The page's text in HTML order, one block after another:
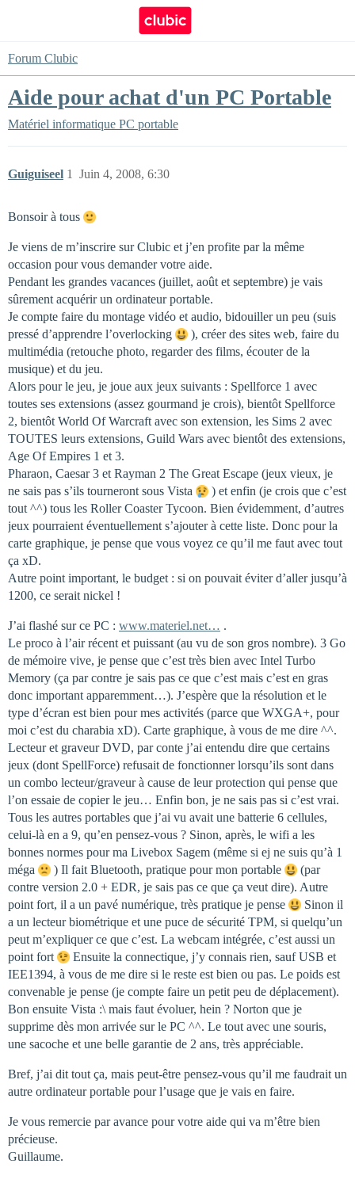
Forum Clubic
Aide pour achat d'un PC Portable
Matériel informatique PC portable
Guiguiseel Juin 4, 2008, 6:30
1
Bonsoir à tous
Je viens de m’inscrire sur Clubic et j’en profite par la même
occasion pour vous demander votre aide.
Pendant les grandes vacances (juillet, août et septembre) je vais
sûrement acquérir un ordinateur portable.
Je compte faire du montage vidéo et audio, bidouiller un peu (suis
pressé d’apprendre l’overlocking
), créer des sites web, faire du
multimédia (retouche photo, regarder des films, écouter de la
musique) et du jeu.
Alors pour le jeu, je joue aux jeux suivants : Spellforce 1 avec
toutes ses extensions (assez gourmand je crois), bientôt Spellforce
2, bientôt World Of Warcraft avec son extension, les Sims 2 avec
TOUTES leurs extensions, Guild Wars avec bientôt des extensions,
Age Of Empires 1 et 3.
Pharaon, Caesar 3 et Rayman 2 The Great Escape (jeux vieux, je
ne sais pas s’ils tourneront sous Vista
) et enfin (je crois que c’est
tout ^^) tous les Roller Coaster Tycoon. Bien évidemment, d’autres
jeux pourraient éventuellement s’ajouter à cette liste. Donc pour la
carte graphique, je pense que vous voyez ce qu’il me faut avec tout
ça xD.
Autre point important, le budget : si on pouvait éviter d’aller jusqu’à
1200, ce serait nickel !
J’ai flashé sur ce PC : www.materiel.net… .
Le proco à l’air récent et puissant (au vu de son gros nombre). 3 Go
de mémoire vive, je pense que c’est très bien avec Intel Turbo
Memory (ça par contre je sais pas ce que c’est mais c’est en gras
donc important apparemment…). J’espère que la résolution et le
type d’écran est bien pour mes activités (parce que WXGA+, pour
moi c’est du charabia xD). Carte graphique, à vous de me dire ^^.
Lecteur et graveur DVD, par conte j’ai entendu dire que certains
jeux (dont SpellForce) refusait de fonctionner lorsqu’ils sont dans
un combo lecteur/graveur à cause de leur protection qui pense que
l’on essaie de copier le jeu… Enfin bon, je ne sais pas si c’est vrai.
Tous les autres portables que j’ai vu avait une batterie 6 cellules,
celui-là en a 9, qu’en pensez-vous ? Sinon, après, le wifi a les
bonnes normes pour ma Livebox Sagem (même si ej ne suis qu’à 1
méga
) Il fait Bluetooth, pratique pour mon portable
(par
contre version 2.0 + EDR, je sais pas ce que ça veut dire). Autre
point fort, il a un pavé numérique, très pratique je pense
Sinon il
a un lecteur biométrique et une puce de sécurité TPM, si quelqu’un
peut m’expliquer ce que c’est. La webcam intégrée, c’est aussi un
point fort
Ensuite la connectique, j’y connais rien, sauf USB et
IEE1394, à vous de me dire si le reste est bien ou pas. Le poids est
convenable je pense (je compte faire un petit peu de déplacement).
Bon ensuite Vista :\ mais faut évoluer, hein ? Norton que je
supprime dès mon arrivée sur le PC ^^. Le tout avec une souris,
une sacoche et une belle garantie de 2 ans, très appréciable.
Bref, j’ai dit tout ça, mais peut-être pensez-vous qu’il me faudrait un
autre ordinateur portable pour l’usage que je vais en faire.
Je vous remercie par avance pour votre aide qui va m’être bien
précieuse.
Guillaume.